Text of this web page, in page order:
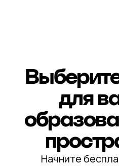
для
Начните